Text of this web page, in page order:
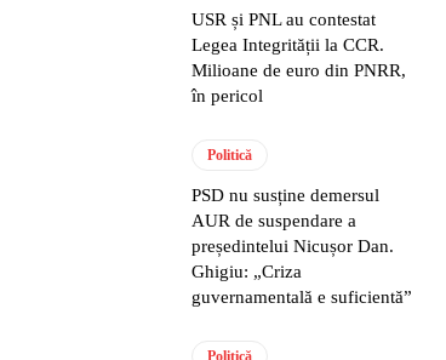
USR și PNL au contestat
Legea Integrității la CCR.
Milioane de euro din PNRR,
în pericol
Politică
PSD nu susține demersul
AUR de suspendare a
președintelui Nicușor Dan.
Ghigiu: „Criza
guvernamentală e suficientă”
Politică